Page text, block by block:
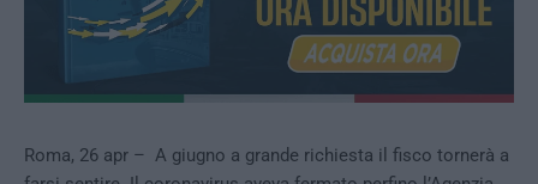
Roma, 26 apr – A giugno a grande richiesta il fisco tornerà a